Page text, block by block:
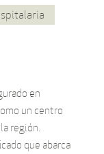
en
un centro
región.
que abarca